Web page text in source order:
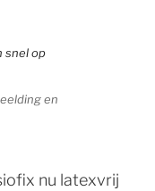
en
nu latexvrij